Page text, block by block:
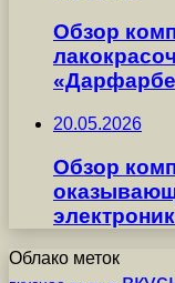
Обзор
20.05.2026
Обзор
Облако меток